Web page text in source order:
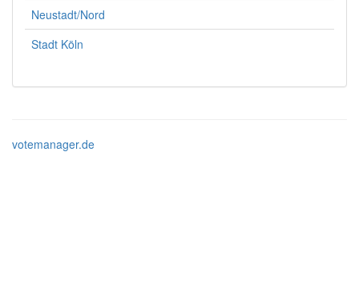
Neustadt/Nord
Stadt Köln
votemanager.de